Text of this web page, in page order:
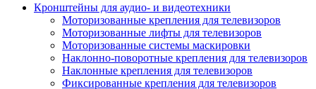
Кронштейны для аудио- и видеотехники
Моторизованные крепления для телевизоров
Моторизованные лифты для телевизоров
Моторизованные системы маскировки
Наклонно-поворотные крепления для телевизоров
Наклонные крепления для телевизоров
Фиксированные крепления для телевизоров